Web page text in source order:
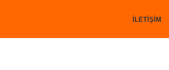
İLETİŞİM